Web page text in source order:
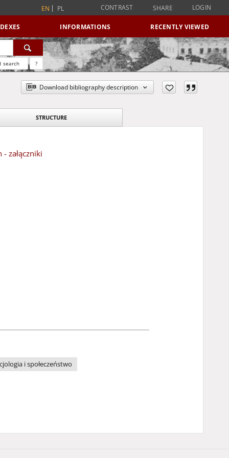
EN PL CONTRAST SHARE LOGIN
INFORMATIONS RECENTLY VIEWED
search ?
Download bibliography description
STRUCTURE
załączniki
i społeczeństwo